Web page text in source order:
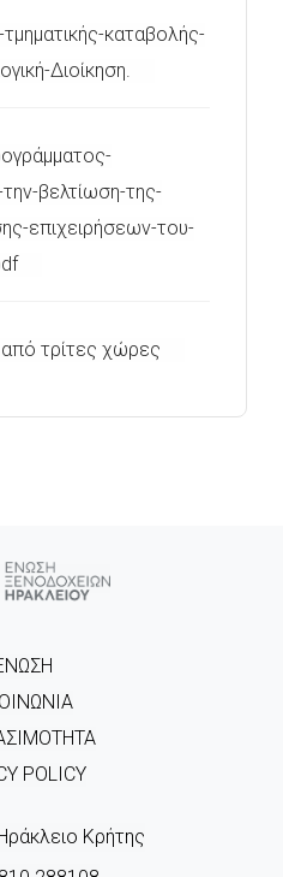
καταβολής-
Διοίκηση.
βελτίωση-της-
επιχειρήσεων-του-
τρίτες χώρες
POLICY
Κρήτης